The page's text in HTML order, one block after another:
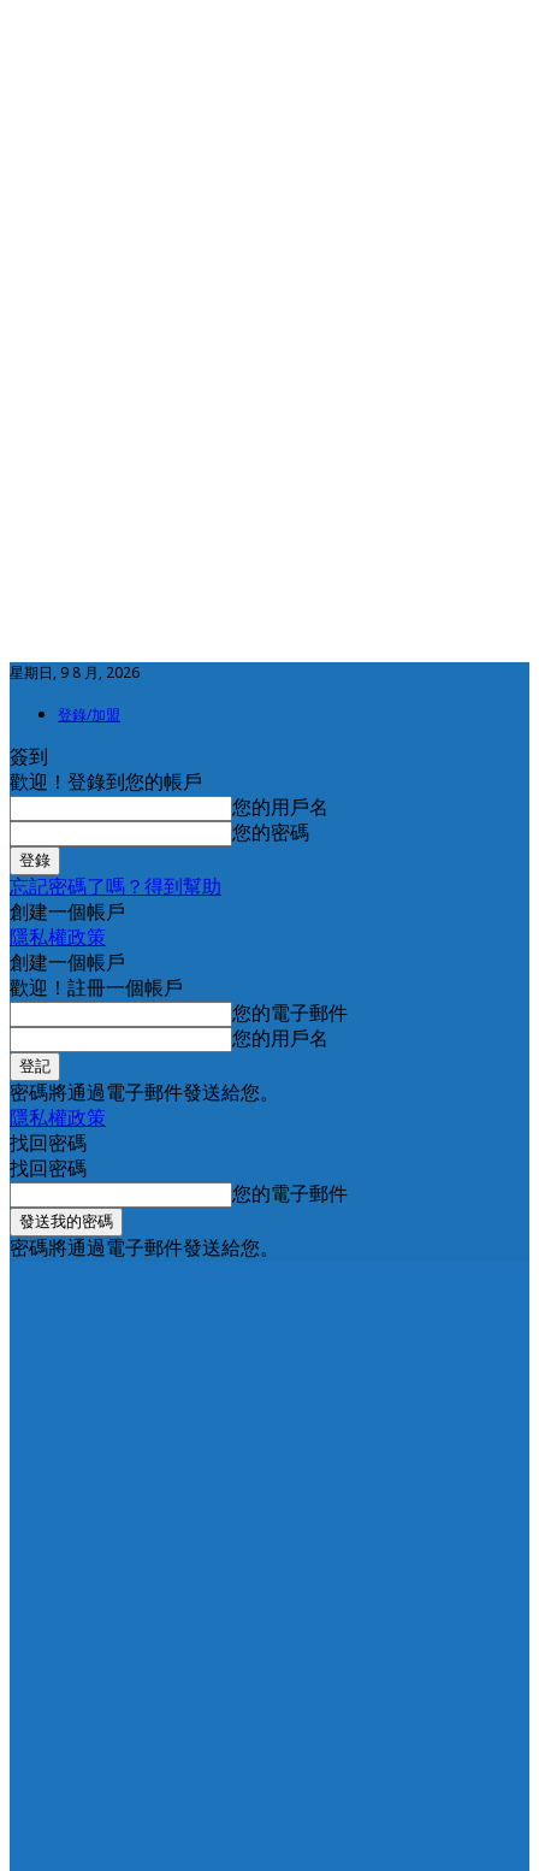
星期日, 9 8 月, 2026
登錄/加盟
簽到
歡迎！登錄到您的帳戶
您的用戶名
您的密碼
忘記密碼了嗎？得到幫助
創建一個帳戶
隱私權政策
創建一個帳戶
歡迎！註冊一個帳戶
您的電子郵件
您的用戶名
密碼將通過電子郵件發送給您。
隱私權政策
找回密碼
找回密碼
您的電子郵件
密碼將通過電子郵件發送給您。